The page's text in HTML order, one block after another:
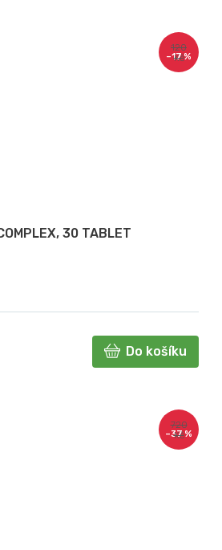
120
Kč
–17 %
30 TABLET
Do košíku
720
Kč
–37 %